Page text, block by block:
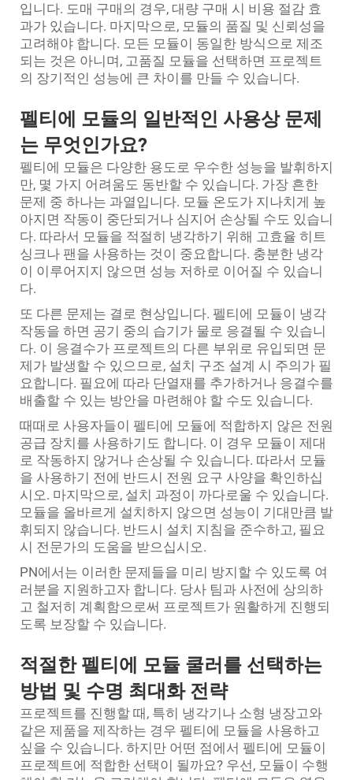
입니다. 도매 구매의 경우, 대량 구매 시 비용 절감 효
과가 있습니다. 마지막으로, 모듈의 품질 및 신뢰성을
고려해야 합니다. 모든 모듈이 동일한 방식으로 제조
되는 것은 아니며, 고품질 모듈을 선택하면 프로젝트
의 장기적인 성능에 큰 차이를 만들 수 있습니다.
펠티에 모듈의 일반적인 사용상 문제
는 무엇인가요?
펠티에 모듈은 다양한 용도로 우수한 성능을 발휘하지
만, 몇 가지 어려움도 동반할 수 있습니다. 가장 흔한
문제 중 하나는 과열입니다. 모듈 온도가 지나치게 높
아지면 작동이 중단되거나 심지어 손상될 수도 있습니
다. 따라서 모듈을 적절히 냉각하기 위해 고효율 히트
싱크나 팬을 사용하는 것이 중요합니다. 충분한 냉각
이 이루어지지 않으면 성능 저하로 이어질 수 있습니
다.
또 다른 문제는 결로 현상입니다. 펠티에 모듈이 냉각
작동을 하면 공기 중의 습기가 물로 응결될 수 있습니
다. 이 응결수가 프로젝트의 다른 부위로 유입되면 문
제가 발생할 수 있으므로, 설치 구조 설계 시 주의가 필
요합니다. 필요에 따라 단열재를 추가하거나 응결수를
배출할 수 있는 방안을 마련해야 할 수도 있습니다.
때때로 사용자들이 펠티에 모듈에 적합하지 않은 전원
공급 장치를 사용하기도 합니다. 이 경우 모듈이 제대
로 작동하지 않거나 손상될 수 있습니다. 따라서 모듈
을 사용하기 전에 반드시 전원 요구 사양을 확인하십
시오. 마지막으로, 설치 과정이 까다로울 수 있습니다.
모듈을 올바르게 설치하지 않으면 성능이 기대만큼 발
휘되지 않습니다. 반드시 설치 지침을 준수하고, 필요
시 전문가의 도움을 받으십시오.
PN에서는 이러한 문제들을 미리 방지할 수 있도록 여
러분을 지원하고자 합니다. 당사 팀과 사전에 상의하
고 철저히 계획함으로써 프로젝트가 원활하게 진행되
도록 보장할 수 있습니다.
적절한 펠티에 모듈 쿨러를 선택하는
방법 및 수명 최대화 전략
프로젝트를 진행할 때, 특히 냉각기나 소형 냉장고와
같은 제품을 제작하는 경우 펠티에 모듈을 사용하고
싶을 수 있습니다. 하지만 어떤 점에서 펠티에 모듈이
프로젝트에 적합한 선택이 될까요? 우선, 모듈이 수행